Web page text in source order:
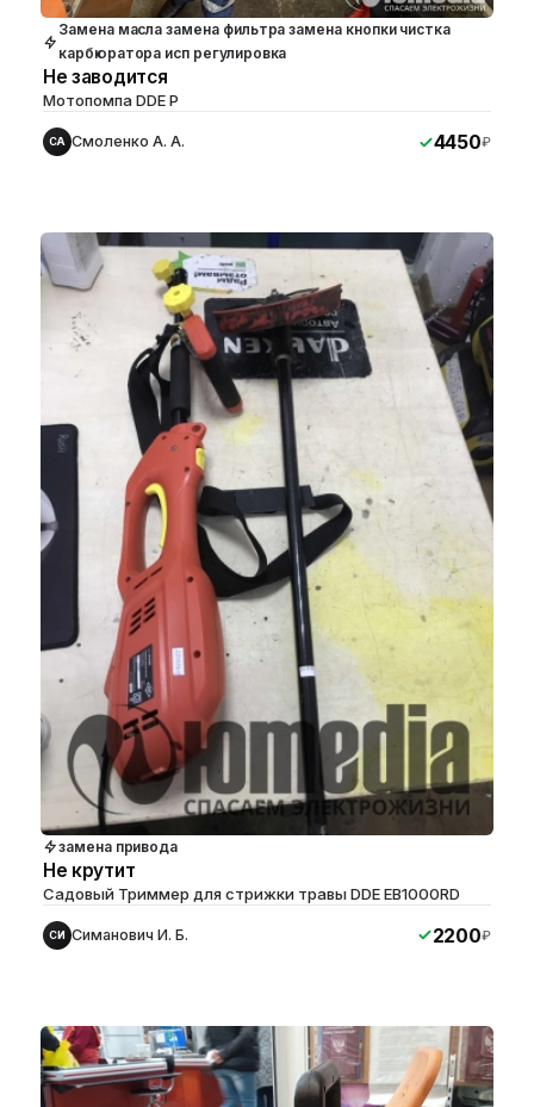
Замена масла замена фильтра замена кнопки чистка
карбюратора исп регулировка
Не заводится
Мотопомпа DDE P
СА Смоленко А. А. 4450₽
замена привода
Не крутит
Садовый Триммер для стрижки травы DDE EB1000RD
СИ Симанович И. Б. 2200₽